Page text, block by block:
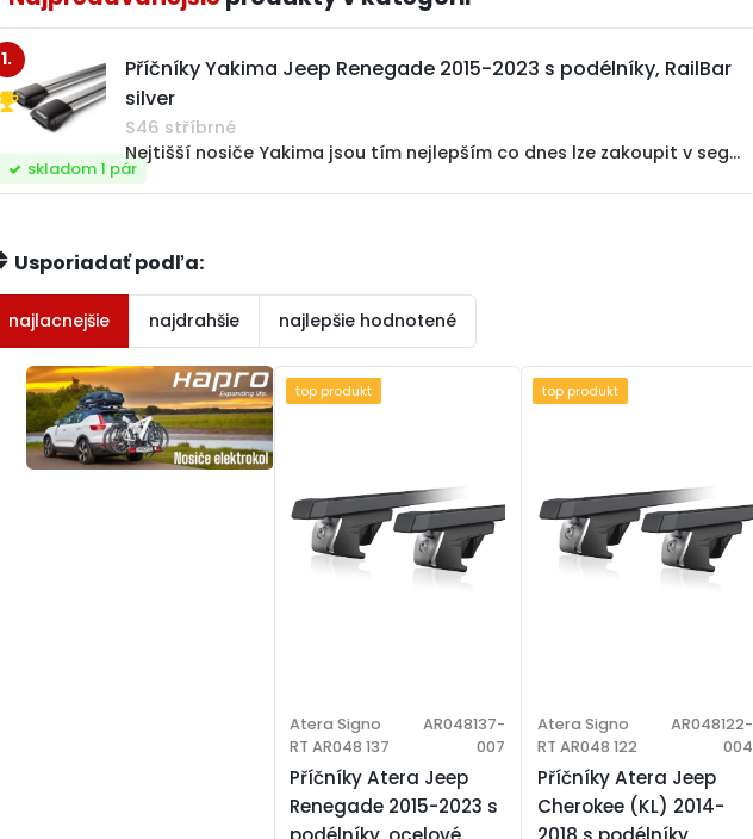
1.
Příčníky Yakima Jeep Renegade 2015-2023 s podélníky, RailBar
silver
S46 stříbrné
skladom 1 pár
Nejtišší nosiče Yakima jsou tím nejlepším co dnes lze zakoupit v segmentu střešních nosičů. Střešní nosiče s technologií redukce hluku Whispbar™ jsou ve tvaru křídla, čímž se sníží aerodynamický odpor na minimum a to znamená při jízdě téměř...
Usporiadať podľa:
najlacnejšie najdrahšie najlepšie hodnotené
Příčníky Atera Jeep
Renegade 2015-2023 s
Atera Signo
RT AR048 137
AR048137-
007
top produkt
Příčníky Atera Jeep
Cherokee (KL) 2014-
Atera Signo
RT AR048 122
AR048122-
004
top produkt